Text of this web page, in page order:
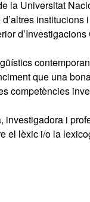
la Universitat
que una
competències
i
el lèxic i/o la